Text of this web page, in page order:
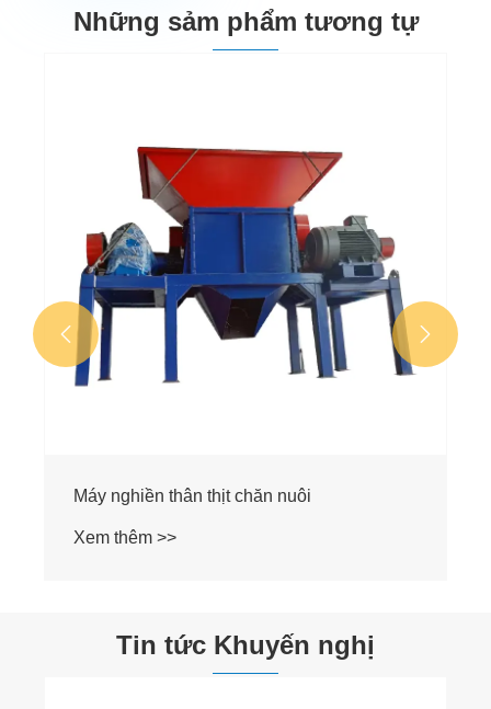
Những sảm phẩm tương tự
Máy nghiền thân thịt chăn nuôi
Xem thêm >>
 
Tin tức Khuyến nghị